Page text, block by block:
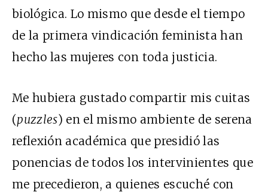
biológica. Lo mismo que desde el tiempo
de la primera vindicación feminista han
hecho las mujeres con toda justicia.
Me hubiera gustado compartir mis cuitas
(puzzles) en el mismo ambiente de serena
reflexión académica que presidió las
ponencias de todos los intervinientes que
me precedieron, a quienes escuché con